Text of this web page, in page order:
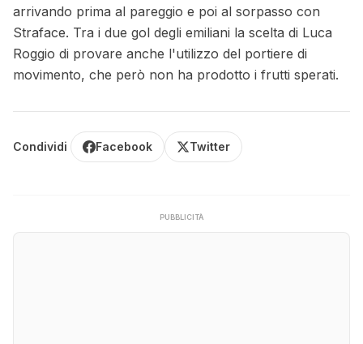
arrivando prima al pareggio e poi al sorpasso con
Straface. Tra i due gol degli emiliani la scelta di Luca
Roggio di provare anche l'utilizzo del portiere di
movimento, che però non ha prodotto i frutti sperati.
Condividi Facebook Twitter
PUBBLICITÀ